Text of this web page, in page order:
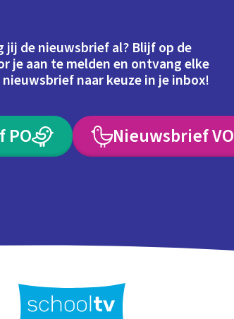
jij de nieuwsbrief al? Blijf op de
je aan te melden en ontvang elke
nieuwsbrief naar keuze in je inbox!
PO Nieuwsbrief VO